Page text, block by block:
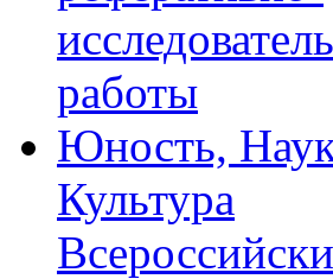
работы
Юность,
Культура